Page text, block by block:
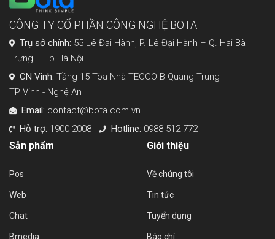
CÔNG TY CỔ PHẦN CÔNG NGHỆ BOTA
Trụ sở chính: 55 Lê Đại Hành, P. Lê Đại Hành – Q. Hai Bà
Trưng – Tp.Hà Nội
CN Vinh: Tầng 15 Tòa Nhà TECCO B Quang Trung
TP Vinh - Nghệ An
Email: contact@bota.com.vn
Hỗ trợ: 1900 2008 - Hotline: 0988 512 772
Sản phẩm
Pos
Web
Chat
Bmedia
Giới thiệu
Về chúng tôi
Tin tức
Tuyển dụng
Báo chí